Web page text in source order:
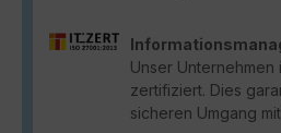
Unser Unternehmen
zertifiziert. Dies
sicheren Umgang